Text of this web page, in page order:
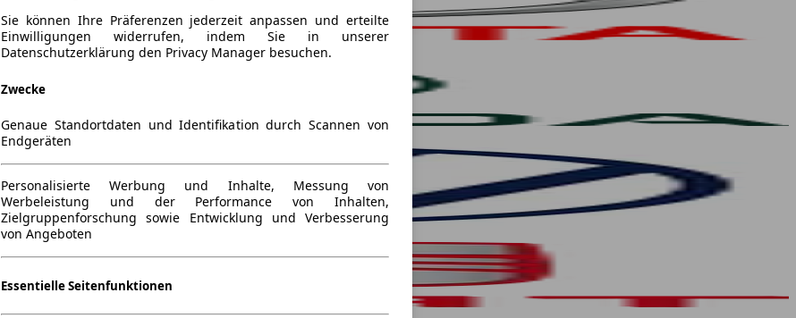
Sie können Ihre Präferenzen jederzeit anpassen und erteilte
Einwilligungen widerrufen, indem Sie in unserer
Datenschutzerklärung den Privacy Manager besuchen.
Zwecke
Genaue Standortdaten und Identifikation durch Scannen von
Endgeräten
Personalisierte Werbung und Inhalte, Messung von
Werbeleistung und der Performance von Inhalten,
Zielgruppenforschung sowie Entwicklung und Verbesserung
von Angeboten
Essentielle Seitenfunktionen